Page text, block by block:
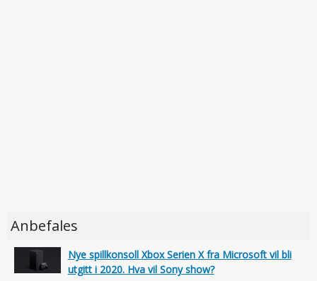
Anbefales
Nye spillkonsoll Xbox Serien X fra Microsoft vil bli
utgitt i 2020. Hva vil Sony show?